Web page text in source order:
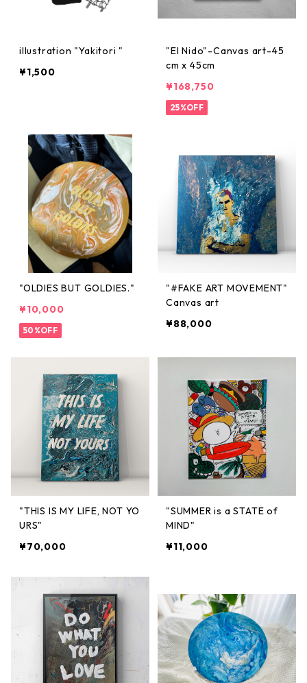
illustration "Yakitori "
¥1,500
"El Nido"-Canvas art-45
cm x 45cm
¥168,750
25%OFF
"OLDIES BUT GOLDIES."
¥10,000
50%OFF
"#FAKE ART MOVEMENT"
Canvas art
¥88,000
"THIS IS MY LIFE, NOT YO
URS"
¥70,000
"SUMMER is a STATE of
MIND"
¥11,000